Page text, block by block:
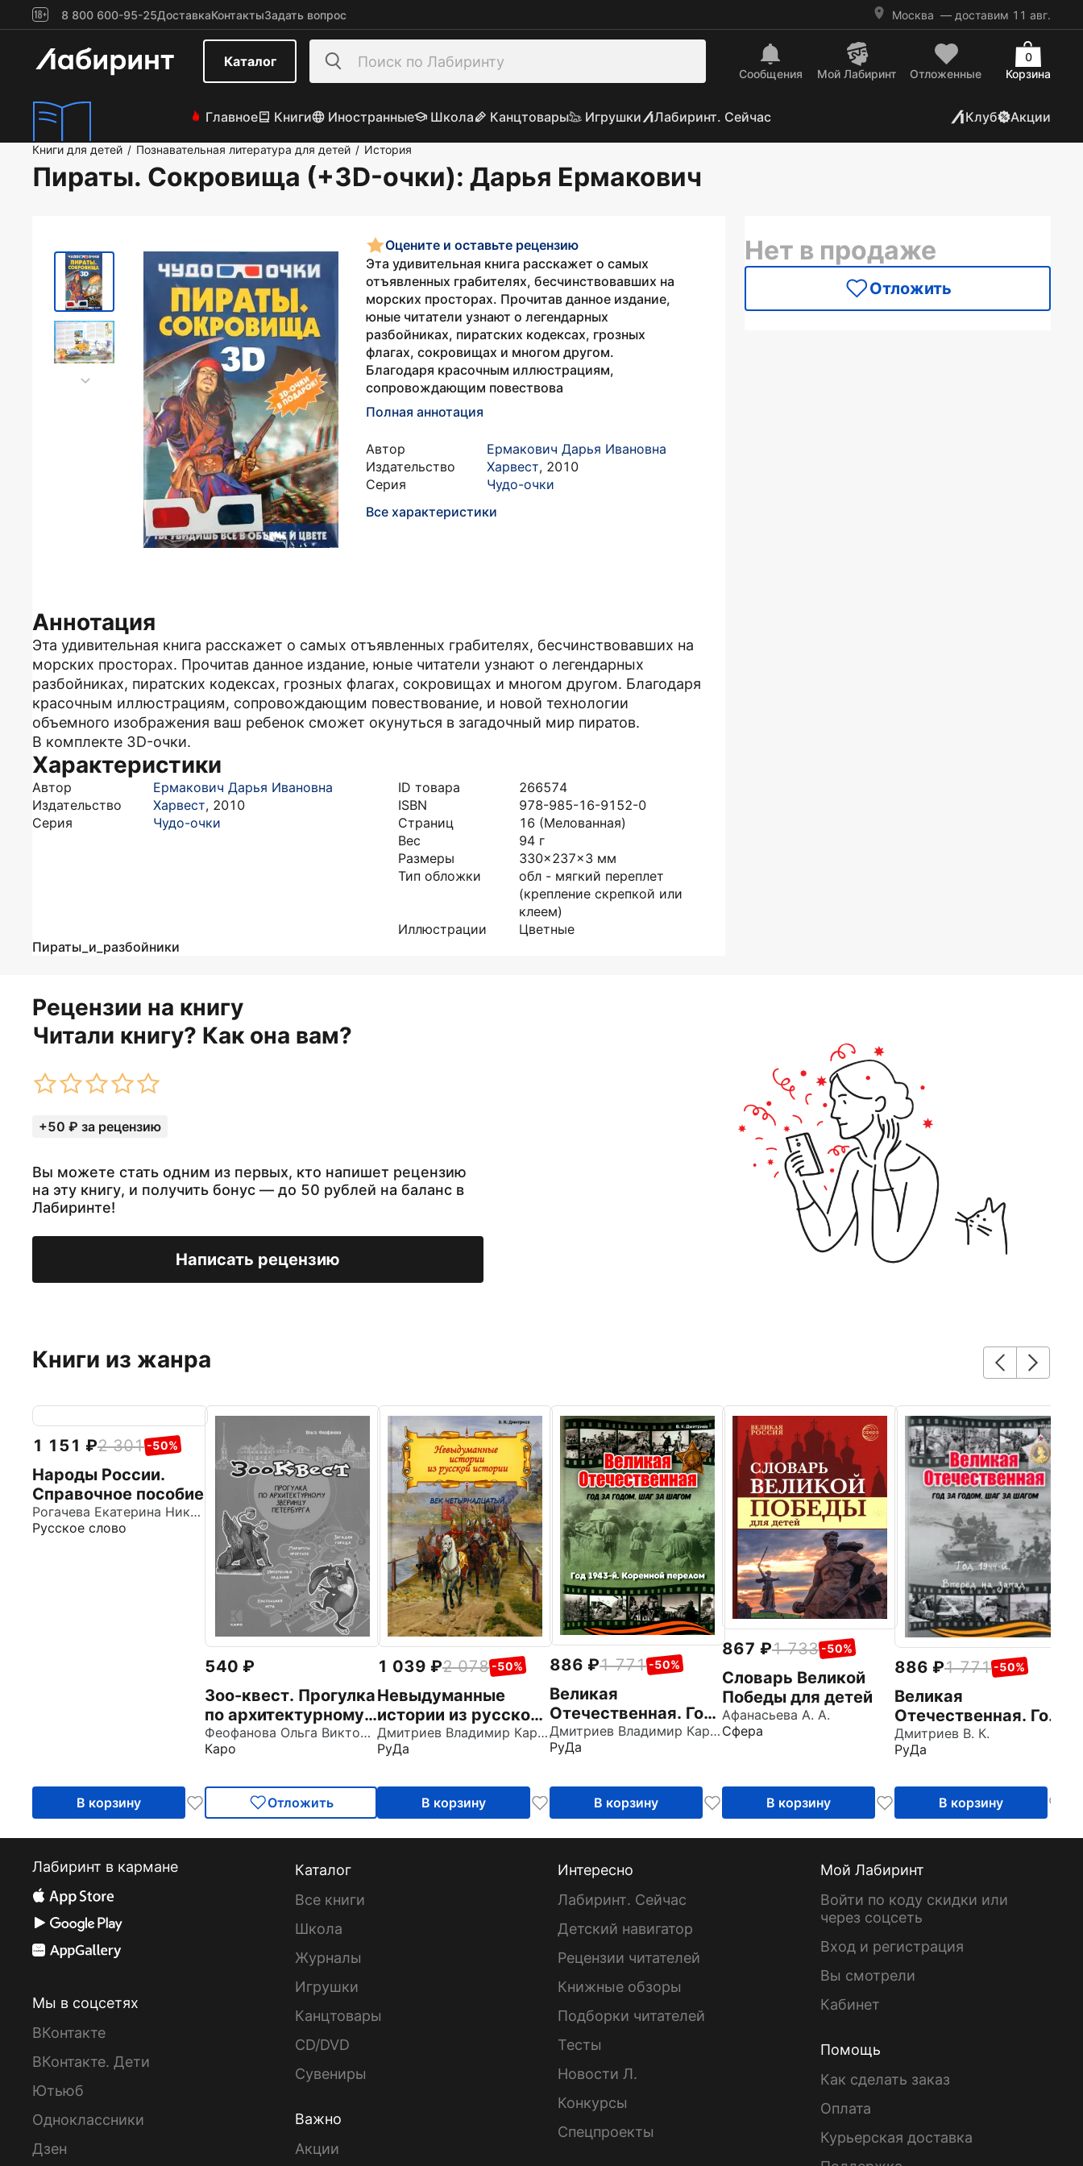
8 800 600-95-25ДоставкаКонтактыЗадать вопрос Москва — доставим 11 авг.
Каталог
Сообщения Mой Лабиринт Отложенные Корзина
0
Главное Книги Иностранные Школа Канцтовары Игрушки Лабиринт. Сейчас Клуб Акции
Книги для детей / Познавательная литература для детей / История
Пираты. Сокровища (+3D-очки): Дарья Ермакович
Оцените и оставьте рецензию
Эта удивительная книга расскажет о самых
отъявленных грабителях, бесчинствовавших на
морских просторах. Прочитав данное издание,
юные читатели узнают о легендарных
разбойниках, пиратских кодексах, грозных
флагах, сокровищах и многом другом.
Благодаря красочным иллюстрациям,
сопровождающим повествова
Полная аннотация
Автор
Ермакович Дарья Ивановна
Издательство
Харвест, 2010
Серия
Чудо-очки
Все характеристики
Аннотация
Эта удивительная книга расскажет о самых отъявленных грабителях, бесчинствовавших на
морских просторах. Прочитав данное издание, юные читатели узнают о легендарных
разбойниках, пиратских кодексах, грозных флагах, сокровищах и многом другом. Благодаря
красочным иллюстрациям, сопровождающим повествование, и новой технологии
объемного изображения ваш ребенок сможет окунуться в загадочный мир пиратов.
В комплекте 3D-очки.
Характеристики
Автор
Ермакович Дарья Ивановна
Издательство
Харвест, 2010
Серия
Чудо-очки
ID товара
266574
ISBN
978-985-16-9152-0
Страниц
16 (Мелованная)
Вес
94 г
Размеры
330x237x3 мм
Тип обложки
обл - мягкий переплет
(крепление скрепкой или
клеем)
Иллюстрации
Цветные
Пираты_и_разбойники
Нет в продаже
Отложить
Рецензии на книгу
Читали книгу? Как она вам?
+50 ₽ за рецензию
Вы можете стать одним из первых, кто напишет рецензию
на эту книгу, и получить бонус — до 50 рублей на баланс в
Лабиринте!
Написать рецензию
Книги из жанра
1 151 2 301 -50%
Народы России.
Справочное пособие
Рогачева Екатерина Николаевна
Русское слово
В корзину
540
Зоо-квест. Прогулка
по архитектурному
зверинцу
Петербурга
Феофанова Ольга Викторовна
Каро
Отложить
1 039 2 078 -50%
Невыдуманные
истории из русской
истории. Век XIV
Дмитриев Владимир Карлович
РуДа
В корзину
886 1 771 -50%
Великая
Отечественная. Год
1943. Коренной
перелом
Дмитриев Владимир Карлович
РуДа
В корзину
867 1 733 -50%
Словарь Великой
Победы для детей
Афанасьева А. А.
Сфера
В корзину
886 1 771 -50%
Великая
Отечественная. Год
за годом. Шаг за
шагом. Год 1944.
Дмитриев В. К.
РуДа
В корзину
Лабиринт в кармане
Мы в соцсетях
ВКонтакте
ВКонтакте. Дети
Ютьюб
Одноклассники
Дзен
Каталог
Все книги
Школа
Журналы
Игрушки
Канцтовары
CD/DVD
Сувениры
Важно
Акции
Интересно
Лабиринт. Сейчас
Детский навигатор
Рецензии читателей
Книжные обзоры
Подборки читателей
Тесты
Новости Л.
Конкурсы
Спецпроекты
Мой Лабиринт
Войти по коду скидки или
через соцсеть
Вход и регистрация
Вы смотрели
Кабинет
Помощь
Как сделать заказ
Оплата
Курьерская доставка